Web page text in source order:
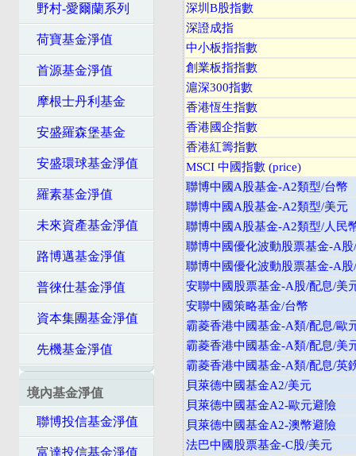
野村-愛爾蘭系列
荷寶基金淨值
首源基金淨值
摩根士丹利基金
安盛羅森堡基金
安盛環球基金淨值
羅素基金淨值
未來資產基金淨值
路博邁基金淨值
普徠仕基金淨值
資本集團基金淨值
先機基金淨值
境內基金淨值
聯博投信基金淨值
富達投信基金淨值
深圳B股指數
深證成指
中小板指指數
創業板指指數
滬深300指數
香港恆生指數
香港國企指數
香港紅籌指數
MSCI 中國指數 (price)
聯博中國A股基金-A2類型/台幣
聯博中國A股基金-A2類型/美元
聯博中國A股基金-A2類型/人民
聯博中國優化波動股票基金-A股
聯博中國優化波動股票基金-A股
安聯中國股票基金-A股/配息/美
安聯中國策略基金/台幣
霸菱香港中國基金-A類/配息/歐
霸菱香港中國基金-A類/配息/美
霸菱香港中國基金-A類/配息/英
貝萊德中國基金A2/美元
貝萊德中國基金A2-歐元避險
貝萊德中國基金A2-澳幣避險
法巴中國股票基金-C股/美元